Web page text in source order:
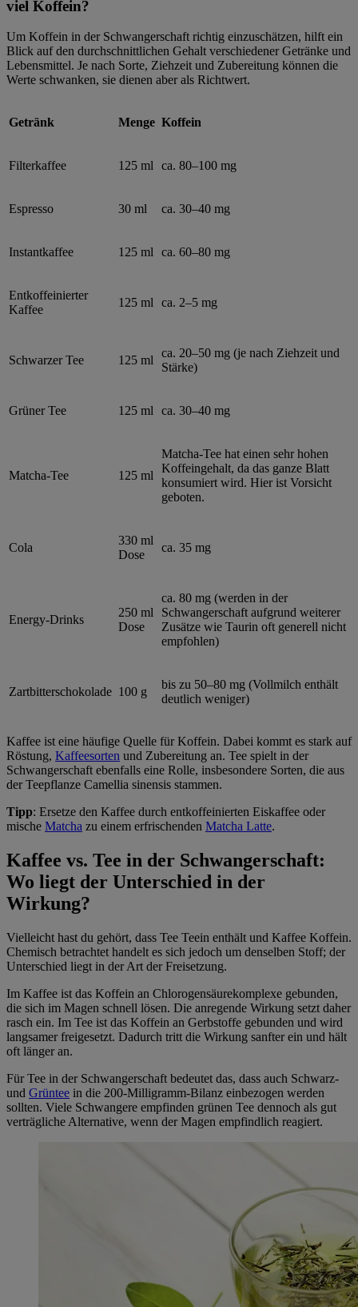
viel Koffein?
Um Koffein in der Schwangerschaft richtig einzuschätzen, hilft ein
Blick auf den durchschnittlichen Gehalt verschiedener Getränke und
Lebensmittel. Je nach Sorte, Ziehzeit und Zubereitung können die
Werte schwanken, sie dienen aber als Richtwert.
Getränk Menge Koffein
Filterkaffee 125 ml ca. 80–100 mg
Espresso 30 ml ca. 30–40 mg
Instantkaffee 125 ml ca. 60–80 mg
Entkoffeinierter
Kaffee
125 ml ca. 2–5 mg
Schwarzer Tee 125 ml
ca. 20–50 mg (je nach Ziehzeit und
Stärke)
Grüner Tee 125 ml ca. 30–40 mg
Matcha-Tee 125 ml
Matcha-Tee hat einen sehr hohen
Koffeingehalt, da das ganze Blatt
konsumiert wird. Hier ist Vorsicht
geboten.
Cola
330 ml
Dose
ca. 35 mg
Energy-Drinks
250 ml
Dose
ca. 80 mg (werden in der
Schwangerschaft aufgrund weiterer
Zusätze wie Taurin oft generell nicht
empfohlen)
Zartbitterschokolade 100 g
bis zu 50–80 mg (Vollmilch enthält
deutlich weniger)
Kaffee ist eine häufige Quelle für Koffein. Dabei kommt es stark auf
Röstung, Kaffeesorten und Zubereitung an. Tee spielt in der
Schwangerschaft ebenfalls eine Rolle, insbesondere Sorten, die aus
der Teepflanze Camellia sinensis stammen.
Tipp: Ersetze den Kaffee durch entkoffeinierten Eiskaffee oder
mische Matcha zu einem erfrischenden Matcha Latte.
Kaffee vs. Tee in der Schwangerschaft:
Wo liegt der Unterschied in der
Wirkung?
Vielleicht hast du gehört, dass Tee Teein enthält und Kaffee Koffein.
Chemisch betrachtet handelt es sich jedoch um denselben Stoff; der
Unterschied liegt in der Art der Freisetzung.
Im Kaffee ist das Koffein an Chlorogensäurekomplexe gebunden,
die sich im Magen schnell lösen. Die anregende Wirkung setzt daher
rasch ein. Im Tee ist das Koffein an Gerbstoffe gebunden und wird
langsamer freigesetzt. Dadurch tritt die Wirkung sanfter ein und hält
oft länger an.
Für Tee in der Schwangerschaft bedeutet das, dass auch Schwarz-
und Grüntee in die 200-Milligramm-Bilanz einbezogen werden
sollten. Viele Schwangere empfinden grünen Tee dennoch als gut
verträgliche Alternative, wenn der Magen empfindlich reagiert.